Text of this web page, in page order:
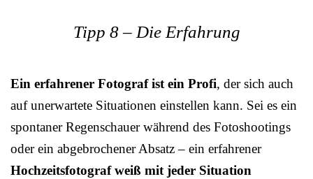
Tipp 8 – Die Erfahrung
Ein erfahrener Fotograf ist ein Profi, der sich auch
auf unerwartete Situationen einstellen kann. Sei es ein
spontaner Regenschauer während des Fotoshootings
oder ein abgebrochener Absatz – ein erfahrener
Hochzeitsfotograf weiß mit jeder Situation